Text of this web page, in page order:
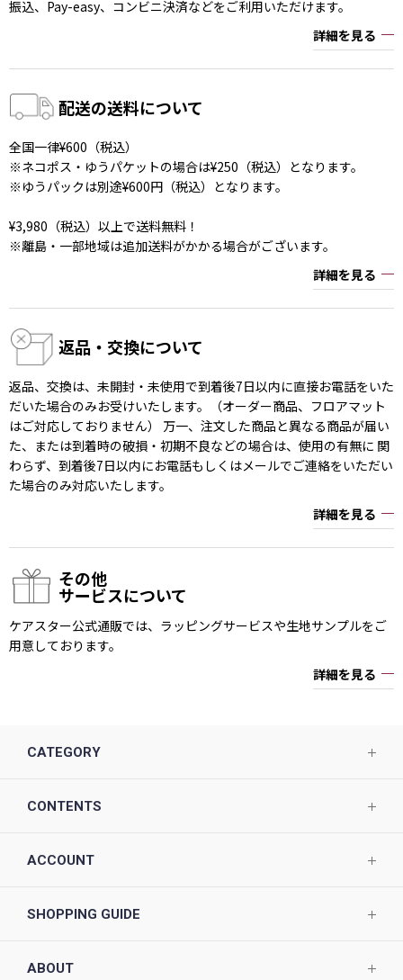
振込、Pay-easy、コンビニ決済などをご利用いただけます。
詳細を見る
配送の送料について
全国一律¥600（税込）
※ネコポス・ゆうパケットの場合は¥250（税込）となります。
※ゆうパックは別途¥600円（税込）となります。
¥3,980（税込）以上で送料無料！
※離島・一部地域は追加送料がかかる場合がございます。
詳細を見る
返品・交換について
返品、交換は、未開封・未使用で到着後7日以内に直接お電話をいた
だいた場合のみお受けいたします。（オーダー商品、フロアマット
はご対応しておりません） 万一、注文した商品と異なる商品が届い
た、または到着時の破損・初期不良などの場合は、使用の有無に 関
わらず、到着後7日以内にお電話もしくはメールでご連絡をいただい
た場合のみ対応いたします。
詳細を見る
その他
サービスについて
ケアスター公式通販では、ラッピングサービスや生地サンプルをご
用意しております。
詳細を見る
CATEGORY
CONTENTS
ACCOUNT
SHOPPING GUIDE
ABOUT